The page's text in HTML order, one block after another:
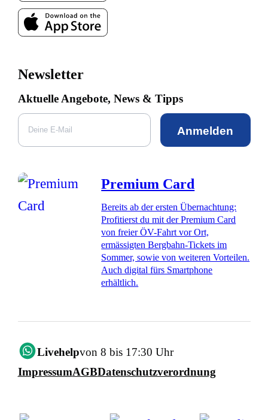
Newsletter
Aktuelle Angebote, News & Tipps
Anmelden
Premium Card
Bereits ab der ersten Übernachtung:
Profitierst du mit der Premium Card
von freier ÖV-Fahrt vor Ort,
ermässigten Bergbahn-Tickets im
Sommer, sowie von weiteren Vorteilen.
Auch digital fürs Smartphone
erhältlich.
Livehelpvon 8 bis 17:30 Uhr
ImpressumAGBDatenschutzverordnung